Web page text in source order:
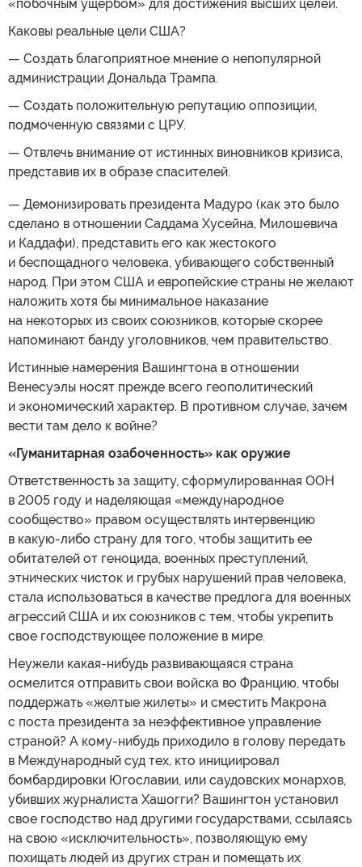
«побочным ущербом» для достижения высших целей.
Каковы реальные цели США?
— Создать благоприятное мнение о непопулярной
администрации Дональда Трампа.
— Создать положительную репутацию оппозиции,
подмоченную связями с ЦРУ.
— Отвлечь внимание от истинных виновников кризиса,
представив их в образе спасителей.
— Демонизировать президента Мадуро (как это было
сделано в отношении Саддама Хусейна, Милошевича
и Каддафи), представить его как жестокого
и беспощадного человека, убивающего собственный
народ. При этом США и европейские страны не желают
наложить хотя бы минимальное наказание
на некоторых из своих союзников, которые скорее
напоминают банду уголовников, чем правительство.
Истинные намерения Вашингтона в отношении
Венесуэлы носят прежде всего геополитический
и экономический характер. В противном случае, зачем
вести там дело к войне?
«Гуманитарная озабоченность» как оружие
Ответственность за защиту, сформулированная ООН
в 2005 году и наделяющая «международное
сообщество» правом осуществлять интервенцию
в какую-либо страну для того, чтобы защитить ее
обитателей от геноцида, военных преступлений,
этнических чисток и грубых нарушений прав человека,
стала использоваться в качестве предлога для военных
агрессий США и их союзников с тем, чтобы укрепить
свое господствующее положение в мире.
Неужели какая-нибудь развивающаяся страна
осмелится отправить свои войска во Францию, чтобы
поддержать «желтые жилеты» и сместить Макрона
с поста президента за неэффективное управление
страной? А кому-нибудь приходило в голову передать
в Международный суд тех, кто инициировал
бомбардировки Югославии, или саудовских монархов,
убивших журналиста Хашогги? Вашингтон установил
свое господство над другими государствами, ссылаясь
на свою «исключительность», позволяющую ему
похищать людей из других стран и помещать их